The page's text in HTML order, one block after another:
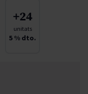
+24
unitats
5 % dto.